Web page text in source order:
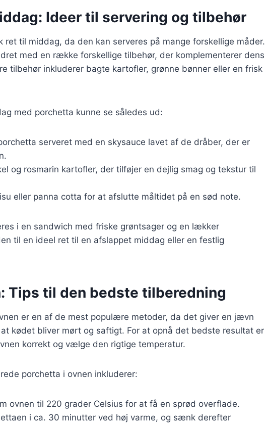
Ideer til servering og tilbehør
ret til middag, da den kan serveres på mange forskellige måder.
med en række forskellige tilbehør, der komplementerer dens
tilbehør inkluderer bagte kartofler, grønne bønner eller en frisk
med porchetta kunne se således ud:
serveret med en skysauce lavet af de dråber, der er
og rosmarin kartofler, der tilføjer en dejlig smag og tekstur til
eller panna cotta for at afslutte måltidet på en sød note.
i en sandwich med friske grøntsager og en lækker
til en ideel ret til en afslappet middag eller en festlig
Tips til den bedste tilberedning
er en af de mest populære metoder, da det giver en jævn
kødet bliver mørt og saftigt. For at opnå det bedste resultat er
korrekt og vælge den rigtige temperatur.
porchetta i ovnen inkluderer:
ovnen til 220 grader Celsius for at få en sprød overflade.
i ca. 30 minutter ved høj varme, og sænk derefter